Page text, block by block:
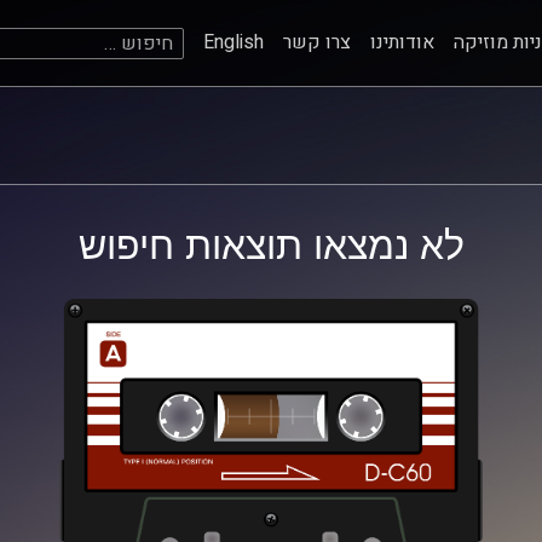
מוזיקה אודותינו צרו קשר English חיפוש:
לא נמצאו תוצאות חיפוש